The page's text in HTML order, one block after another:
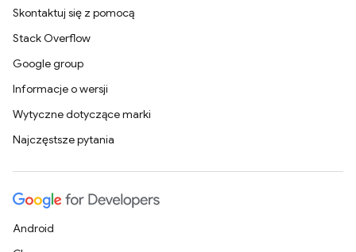
Skontaktuj się z pomocą
Stack Overflow
Google group
Informacje o wersji
Wytyczne dotyczące marki
Najczęstsze pytania
Android